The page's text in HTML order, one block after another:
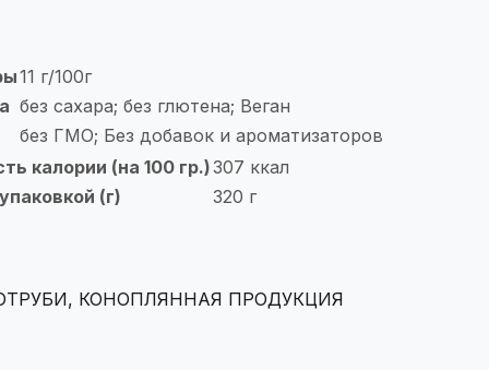
11 г/100г
без сахара; без глютена; Веган
без ГМО; Без добавок и ароматизаторов
калории (на 100 гр.)307 ккал
(г)
320 г
, КОНОПЛЯННАЯ ПРОДУКЦИЯ